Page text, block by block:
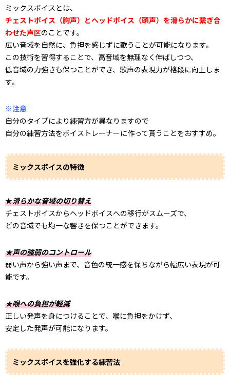
ミックスボイスとは、
チェストボイス（胸声）とヘッドボイス（頭声）を滑らかに繋ぎ合
わせた声区のことです。
広い音域を自然に、負担を感じずに歌うことが可能になります。
この技術を習得することで、高音域を無理なく伸ばしつつ、
低音域の力強さも保つことができ、歌声の表現力が格段に向上しま
す。
※注意
自分のタイプにより練習方が異なりますので
自分の練習方法をボイストレーナーに作って貰うことをおすすめ。
ミックスボイスの特徴
★滑らかな音域の切り替え
チェストボイスからヘッドボイスへの移行がスムーズで、
どの音域でも均一な響きを保つことができます。
★声の強弱のコントロール
弱い声から強い声まで、音色の統一感を保ちながら幅広い表現が可
能です。
★喉への負担が軽減
正しい発声を身につけることで、喉に負担をかけず、
安定した発声が可能になります。
ミックスボイスを強化する練習法